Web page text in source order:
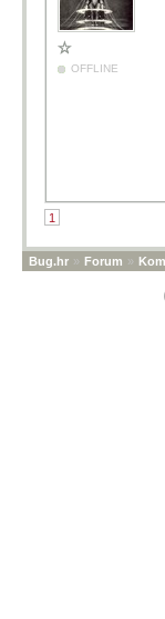
OFFLINE
1
Bug.hr » Forum »